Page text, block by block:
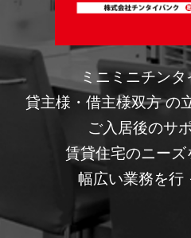
ミニミニチン
貸主様・借主様双方 の
ご入居後のサ
賃貸住宅のニーズ
幅広い業務を行